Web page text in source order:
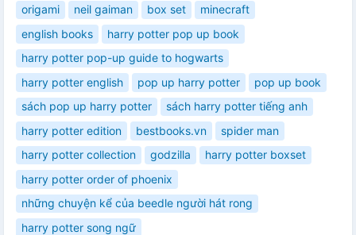
origami neil gaiman box set
minecraft
english books
harry potter pop up book
harry potter pop-up guide to hogwarts
harry potter english
pop up harry potter
pop up book
sách pop up harry potter
sách harry potter tiếng anh
harry potter edition
bestbooks.vn
spider man
harry potter collection
godzilla
harry potter boxset
harry potter order of phoenix
những chuyện kể của beedle người hát rong
harry potter song ngữ